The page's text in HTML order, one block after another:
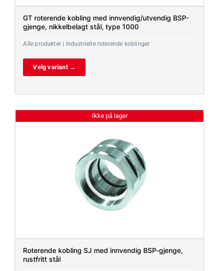
GT roterende kobling med innvendig/utvendig BSP-
gjenge, nikkelbelagt stål, type 1000
Alle produkter | Industrielle roterende koblinger
Velg variant →
Ikke på lager
Roterende kobling SJ med innvendig BSP-gjenge,
rustfritt stål